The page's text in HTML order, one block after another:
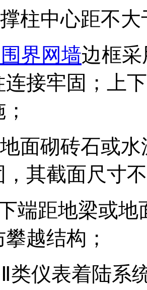
柱中心距不
界网墙边框
连接牢固；上
面砌砖石或
其截面尺寸
端距地梁或地
越结构；
类仪表着陆系